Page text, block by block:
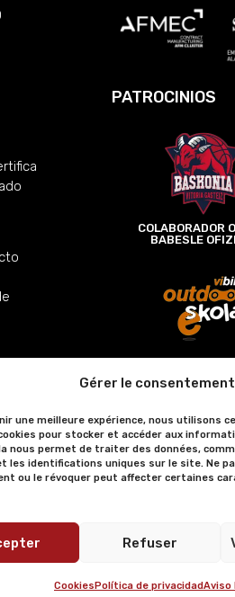
Gérer le consentement
une meilleure expérience, nous utilisons
pour stocker et accéder aux
nous permet de traiter des données,
les identifications uniques sur le site. Ne
ou le révoquer peut affecter certaines
Refuser
CookiesPolítica de privacidadAviso
PATROCINIOS
COLABORADOR
BABESLE